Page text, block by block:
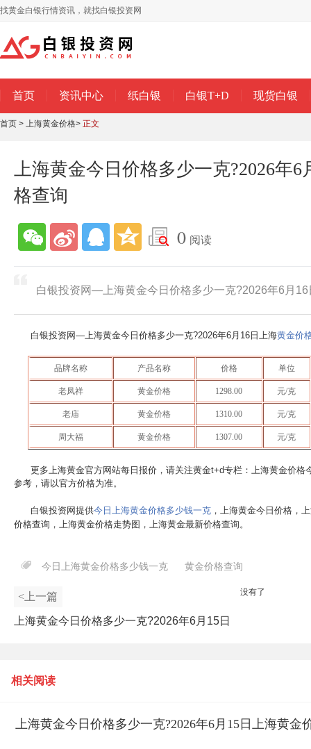
找黄金白银行情资讯，就找白银投资网
首页 资讯中心 纸白银 白银T+D 现货白银
首页 > 上海黄金价格> 正文
上海黄金今日价格多少一克?2026年6
格查询
0 阅读
白银投资网—上海黄金今日价格多少一克?2026年6月
白银投资网—上海黄金今日价格多少一克?2026年6月16日 上海黄金价
品牌名称 产品名称 价格 单位
老凤祥 黄金价格 1298.00 元/克
老庙 黄金价格 1310.00 元/克
周大福 黄金价格 1307.00 元/克
更多上海黄金官方网站每日报价，请关注黄金t+d专栏：上海黄金价格
参考，请以官方价格为准。
白银投资网提供今日上海黄金价格多少钱一克 ，上海黄金今日价格，
价格查询，上海黄金价格走势图，上海黄金最新价格查询。
今日上海黄金价格多少钱一克 黄金价格查询
<上一篇
上海黄金今日价格多少一克?2026年6月15日
没有了
相关阅读
上海黄金今日价格多少一克?2026年6月15日上海黄金